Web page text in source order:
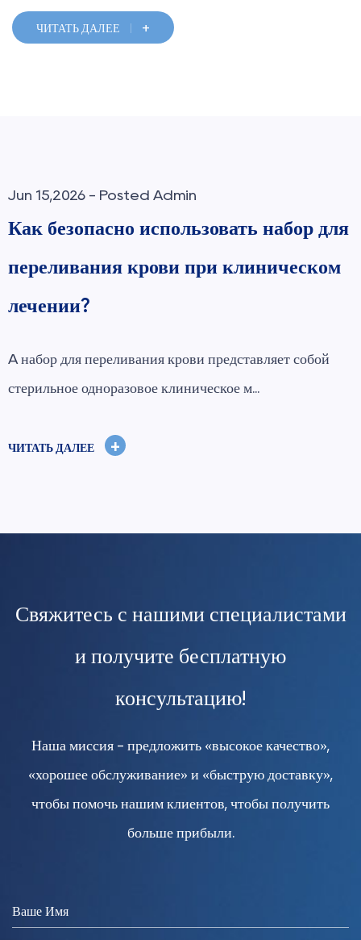
ЧИТАТЬ ДАЛЕЕ +
для
Jun 08,2026 - Posted Admin
Как правильно выбрать
стоматологическую иглу для
безболезненных инъекций?
стоматологическая игла является незаменимым
инструментом в современной стоматологии...
ЧИТАТЬ ДАЛЕЕ
Свяжитесь с нашими специалистами
и получите бесплатную
консультацию!
Наша миссия - предложить «высокое качество»,
«хорошее обслуживание» и «быструю доставку»,
чтобы помочь нашим клиентов, чтобы получить
больше прибыли.